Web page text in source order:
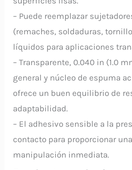
– Puede reemplazar
(remaches, soldaduras,
líquidos para aplicaciones
– Transparente, 0.040 in (1.0
general y núcleo de espuma
ofrece un buen equilibrio de
adaptabilidad.
– El adhesivo sensible a la
contacto para proporcionar
manipulación inmediata.